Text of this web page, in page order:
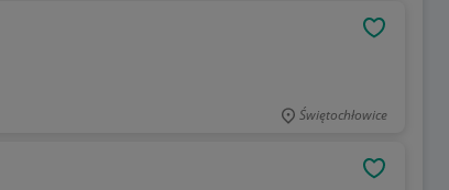
Świętochłowice